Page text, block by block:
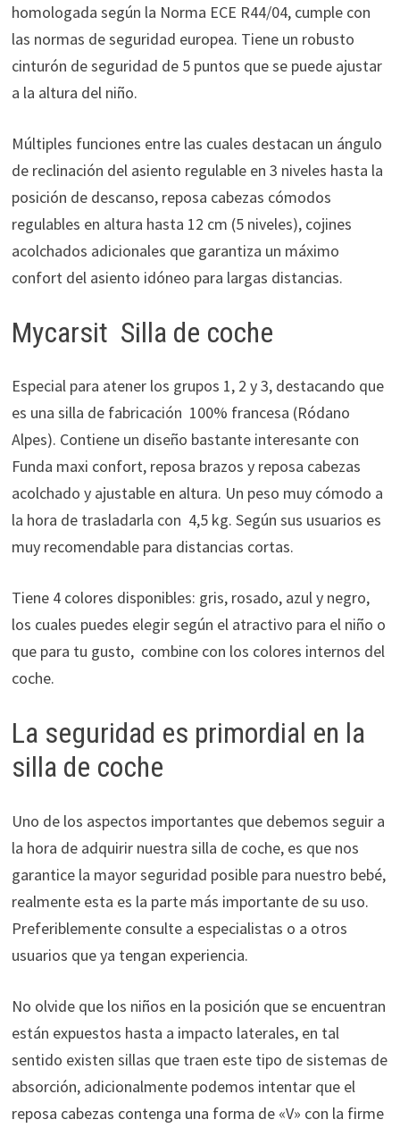
homologada según la Norma ECE R44/04, cumple con
las normas de seguridad europea. Tiene un robusto
cinturón de seguridad de 5 puntos que se puede ajustar
a la altura del niño.
Múltiples funciones entre las cuales destacan un ángulo
de reclinación del asiento regulable en 3 niveles hasta la
posición de descanso, reposa cabezas cómodos
regulables en altura hasta 12 cm (5 niveles), cojines
acolchados adicionales que garantiza un máximo
confort del asiento idóneo para largas distancias.
Mycarsit Silla de coche
Especial para atener los grupos 1, 2 y 3, destacando que
es una silla de fabricación 100% francesa (Ródano
Alpes). Contiene un diseño bastante interesante con
Funda maxi confort, reposa brazos y reposa cabezas
acolchado y ajustable en altura. Un peso muy cómodo a
la hora de trasladarla con 4,5 kg. Según sus usuarios es
muy recomendable para distancias cortas.
Tiene 4 colores disponibles: gris, rosado, azul y negro,
los cuales puedes elegir según el atractivo para el niño o
que para tu gusto, combine con los colores internos del
coche.
La seguridad es primordial en la
silla de coche
Uno de los aspectos importantes que debemos seguir a
la hora de adquirir nuestra silla de coche, es que nos
garantice la mayor seguridad posible para nuestro bebé,
realmente esta es la parte más importante de su uso.
Preferiblemente consulte a especialistas o a otros
usuarios que ya tengan experiencia.
No olvide que los niños en la posición que se encuentran
están expuestos hasta a impacto laterales, en tal
sentido existen sillas que traen este tipo de sistemas de
absorción, adicionalmente podemos intentar que el
reposa cabezas contenga una forma de «V» con la firme